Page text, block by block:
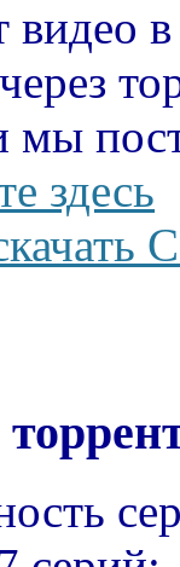
видео
мы
здесь